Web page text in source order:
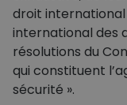
droit
international des
résolutions du
qui constituent
sécurité ».